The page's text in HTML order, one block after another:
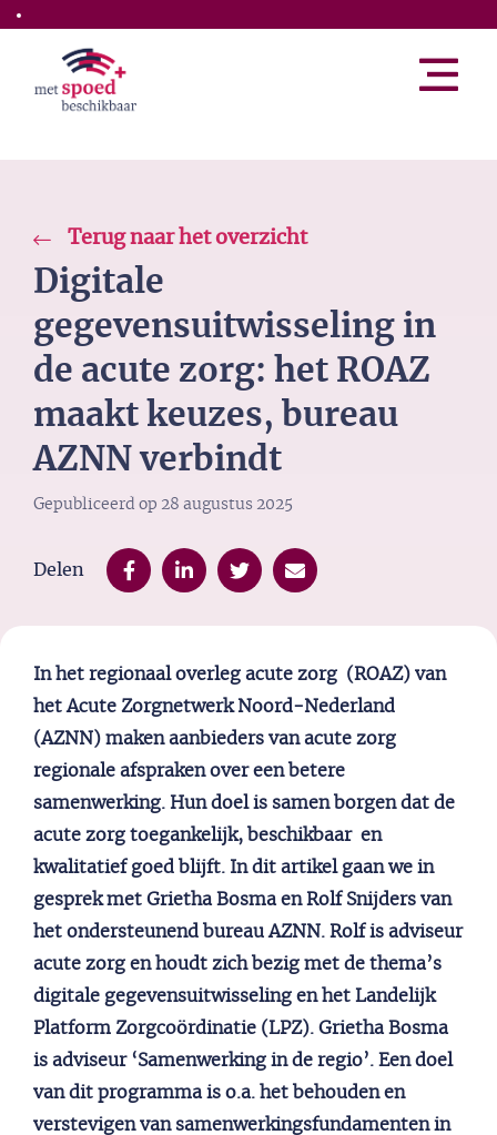
Skip to the main content
Terug naar het overzicht
Digitale
gegevensuitwisseling in
de acute zorg: het ROAZ
maakt keuzes, bureau
AZNN verbindt
Gepubliceerd op 28 augustus 2025
Delen
In het regionaal overleg acute zorg (ROAZ) van
het Acute Zorgnetwerk Noord-Nederland
(AZNN) maken aanbieders van acute zorg
regionale afspraken over een betere
samenwerking. Hun doel is samen borgen dat de
acute zorg toegankelijk, beschikbaar en
kwalitatief goed blijft. In dit artikel gaan we in
gesprek met Grietha Bosma en Rolf Snijders van
het ondersteunend bureau AZNN. Rolf is adviseur
acute zorg en houdt zich bezig met de thema’s
digitale gegevensuitwisseling en het Landelijk
Platform Zorgcoördinatie (LPZ). Grietha Bosma
is adviseur ‘Samenwerking in de regio’. Een doel
van dit programma is o.a. het behouden en
verstevigen van samenwerkingsfundamenten in